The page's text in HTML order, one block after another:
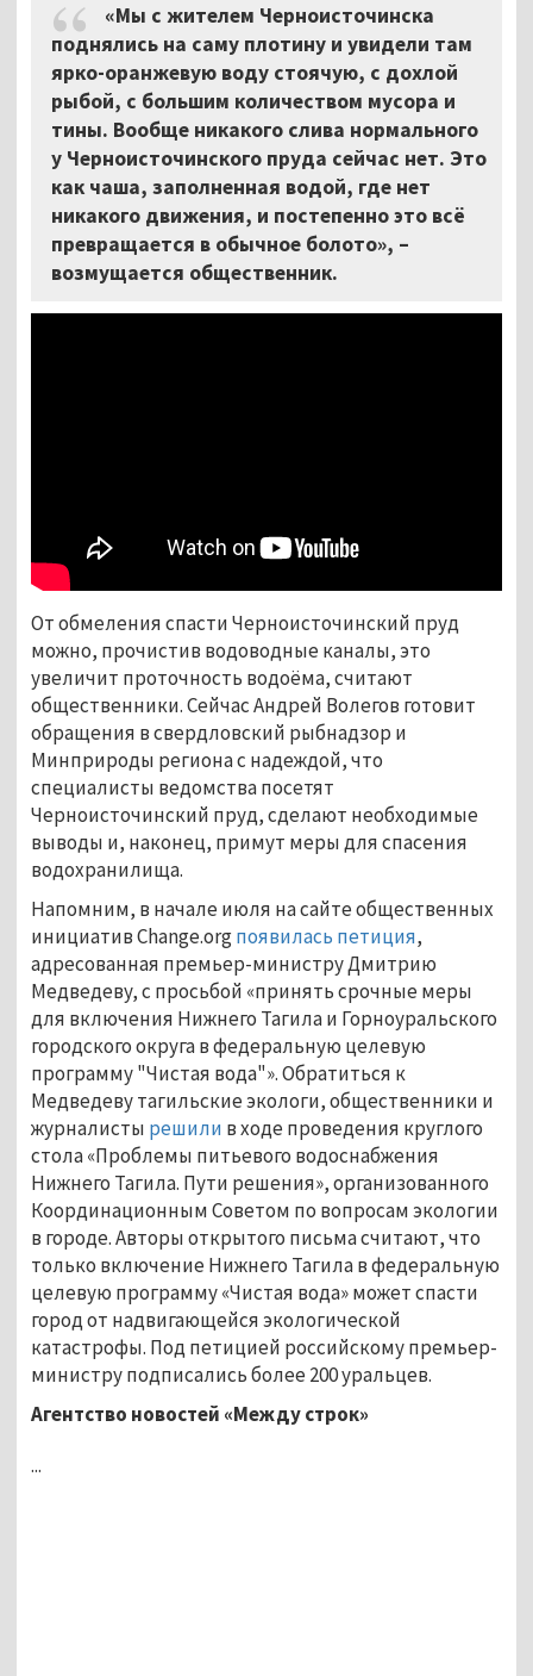
«Мы с жителем Черноисточинска
поднялись на саму плотину и увидели там
ярко-оранжевую воду стоячую, с дохлой
рыбой, с большим количеством мусора и
тины. Вообще никакого слива нормального
у Черноисточинского пруда сейчас нет. Это
как чаша, заполненная водой, где нет
никакого движения, и постепенно это всё
превращается в обычное болото», –
возмущается общественник.
От обмеления спасти Черноисточинский пруд
можно, прочистив водоводные каналы, это
увеличит проточность водоёма, считают
общественники. Сейчас Андрей Волегов готовит
обращения в свердловский рыбнадзор и
Минприроды региона с надеждой, что
специалисты ведомства посетят
Черноисточинский пруд, сделают необходимые
выводы и, наконец, примут меры для спасения
водохранилища.
Напомним, в начале июля на сайте общественных
инициатив Change.orgпоявилась петиция,
адресованная премьер-министру Дмитрию
Медведеву, с просьбой «принять срочные меры
для включения Нижнего Тагила и Горноуральского
городского округа в федеральную целевую
программу "Чистая вода"». Обратиться к
Медведеву тагильские экологи, общественники и
журналисты решили в ходе проведения круглого
стола «Проблемы питьевого водоснабжения
Нижнего Тагила. Пути решения», организованного
Координационным Советом по вопросам экологии
в городе. Авторы открытого письма считают, что
только включение Нижнего Тагила в федеральную
целевую программу «Чистая вода» может спасти
город от надвигающейся экологической
катастрофы. Под петицией российскому премьер-
министру подписались более 200 уральцев.
Агентство новостей «Между строк»
...